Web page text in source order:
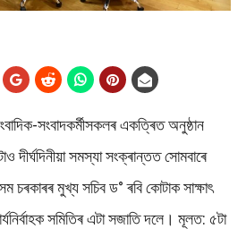
সংবাদকৰ্মীসকলৰ একত্ৰিত অনুষ্ঠান
দীৰ্ঘদিনীয়া সমস্যা সংক্ৰান্তত সোমবাৰে
মুখ্য সচিব ড° ৰবি কোটাক সাক্ষাৎ
সমিতিৰ এটা সজাতি দলে। মূলত: ৫টা